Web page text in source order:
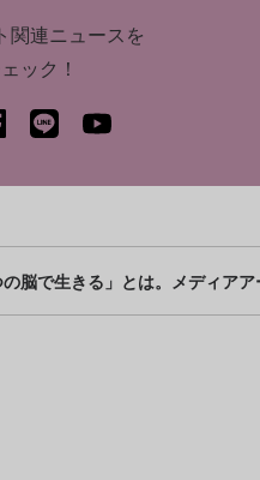
関連ニュースを
ック！
の脳で生きる」とは。メディア